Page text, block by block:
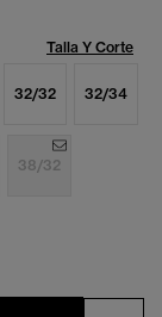
Talla Y Corte
32/32 32/34
38/32